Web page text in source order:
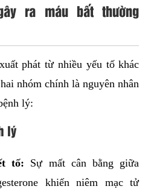
ra máu bất thường
phát từ nhiều yếu tố khác
nhóm chính là nguyên nhân
lý:
lý
tố: Sự mất cân bằng giữa
khiến niêm mạc tử